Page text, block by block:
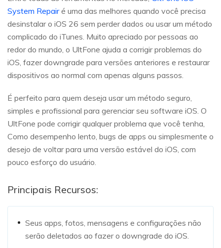
System Repairé uma das melhores quando você precisa
desinstalar o iOS 26 sem perder dados ou usar um método
complicado do iTunes. Muito apreciado por pessoas ao
redor do mundo, o UltFone ajuda a corrigir problemas do
iOS, fazer downgrade para versões anteriores e restaurar
dispositivos ao normal com apenas alguns passos.
É perfeito para quem deseja usar um método seguro,
simples e profissional para gerenciar seu software iOS. O
UltFone pode corrigir qualquer problema que você tenha,
Como desempenho lento, bugs de apps ou simplesmente o
desejo de voltar para uma versão estável do iOS, com
pouco esforço do usuário.
Principais Recursos:
Seus apps, fotos, mensagens e configurações não
serão deletados ao fazer o downgrade do iOS.